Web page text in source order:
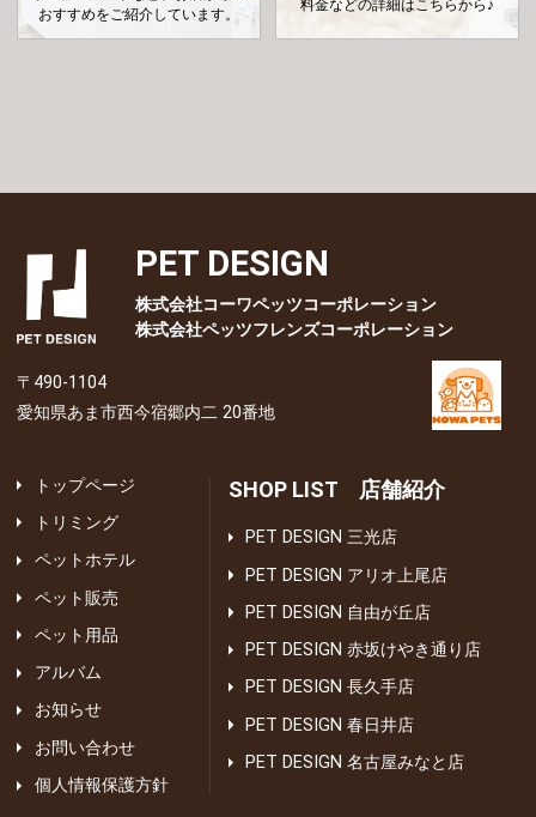
おすすめをご紹介しています。
料金などの詳細はこちらから♪
PET DESIGN
株式会社コーワペッツコーポレーション
株式会社ペッツフレンズコーポレーション
〒490-1104
愛知県あま市西今宿郷内二 20番地
トップページ
トリミング
ペットホテル
ペット販売
ペット用品
アルバム
お知らせ
お問い合わせ
個人情報保護方針
SHOP LIST 店舗紹介
PET DESIGN 三光店
PET DESIGN アリオ上尾店
PET DESIGN 自由が丘店
PET DESIGN 赤坂けやき通り店
PET DESIGN 長久手店
PET DESIGN 春日井店
PET DESIGN 名古屋みなと店